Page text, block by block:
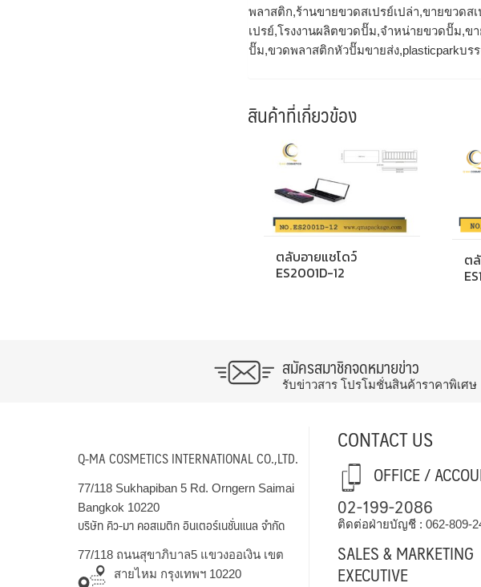
พลาสติก,ร้านขายขวดสเปรย์เปล่า,ขายขวดส
เปรย์,โรงงานผลิตขวดปั๊ม,จำหน่ายขวดปั๊ม,
ปั๊ม,ขวดพลาสติกหัวปั๊มขายส่ง,plasticparkบ
สินค้าที่เกี่ยวข้อง
ตลับอายแชโดว์
ES2001D-12
ต
สมัครสมาชิกจดหมายข่าว
รับข่าวสาร โปรโมชั่นสินค้าราคาพิเศษ
Q-MA COSMETICS INTERNATIONAL CO.,LTD.
77/118 Sukhapiban 5 Rd. Orngern Saimai
Bangkok 10220
บริษัท คิว-มา คอสเมติก อินเตอร์เนชั่นแนล จำกัด
77/118 ถนนสุขาภิบาล5 แขวงออเงิน เขต
สายไหม กรุงเทพฯ 10220
CONTACT US
OFFICE /
02-199-2086
ติดต่อฝ่ายบัญชี : 062-809-
SALES & MARKETING
EXECUTIVE